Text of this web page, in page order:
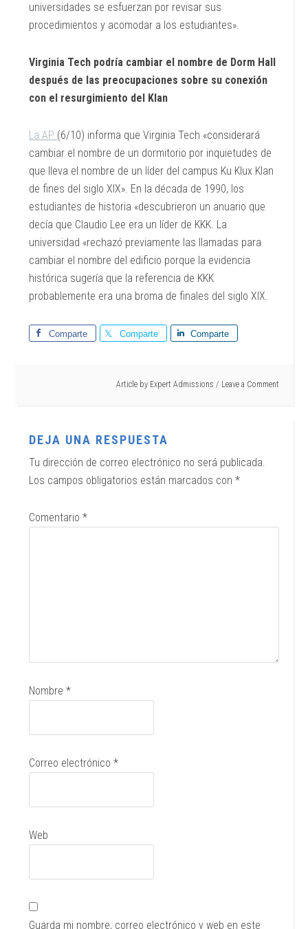
universidades se esfuerzan por revisar sus
procedimientos y acomodar a los estudiantes».
Virginia Tech podría cambiar el nombre de Dorm Hall
después de las preocupaciones sobre su conexión
con el resurgimiento del Klan
La AP (6/10) informa que Virginia Tech «considerará
cambiar el nombre de un dormitorio por inquietudes de
que lleva el nombre de un líder del campus Ku Klux Klan
de fines del siglo XIX». En la década de 1990, los
estudiantes de historia «descubrieron un anuario que
decía que Claudio Lee era un líder de KKK. La
universidad «rechazó previamente las llamadas para
cambiar el nombre del edificio porque la evidencia
histórica sugería que la referencia de KKK
probablemente era una broma de finales del siglo XIX.
Comparte Comparte Comparte
Article by Expert Admissions Leave a Comment
DEJA UNA RESPUESTA
Tu dirección de correo electrónico no será publicada.
Los campos obligatorios están marcados con*
Comentario*
Nombre*
Correo electrónico*
Web
Guarda mi nombre, correo electrónico y web en este